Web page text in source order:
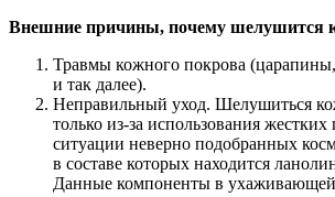
Внешние причины, почему шелушится
Травмы кожного покрова
и так далее).
Неправильный уход. Шелушиться
только из-за использования
ситуации неверно подобранных
в составе которых находится
Данные компоненты в ухаживающей